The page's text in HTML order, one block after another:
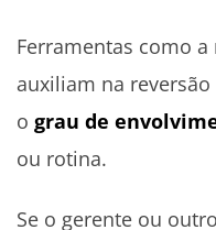
Ferramentas como
auxiliam na
o grau de
ou rotina.
Se o gerente ou